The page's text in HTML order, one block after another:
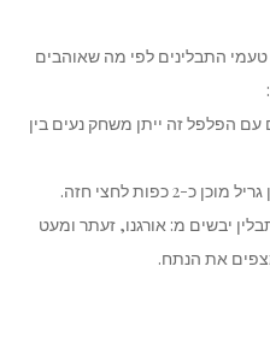
התבלינים לפי מה שאוהבים
עם הפלפל זה ייתן משחק נעים בין
כפות לחצי חזה.
יבשים מ: אורגנו, זעתר ומעט